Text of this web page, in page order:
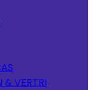
& VERTRI